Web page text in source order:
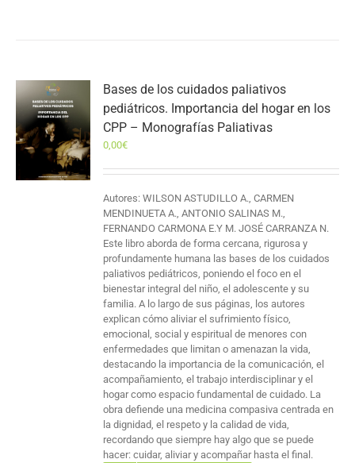
Bases de los cuidados paliativos
pediátricos. Importancia del hogar en los
CPP – Monografías Paliativas
0,00€
Autores: WILSON ASTUDILLO A., CARMEN
MENDINUETA A., ANTONIO SALINAS M.,
FERNANDO CARMONA E.Y M. JOSÉ CARRANZA N.
Este libro aborda de forma cercana, rigurosa y
profundamente humana las bases de los cuidados
paliativos pediátricos, poniendo el foco en el
bienestar integral del niño, el adolescente y su
familia. A lo largo de sus páginas, los autores
explican cómo aliviar el sufrimiento físico,
emocional, social y espiritual de menores con
enfermedades que limitan o amenazan la vida,
destacando la importancia de la comunicación, el
acompañamiento, el trabajo interdisciplinar y el
hogar como espacio fundamental de cuidado. La
obra defiende una medicina compasiva centrada en
la dignidad, el respeto y la calidad de vida,
recordando que siempre hay algo que se puede
hacer: cuidar, aliviar y acompañar hasta el final.